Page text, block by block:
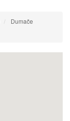
Dumače